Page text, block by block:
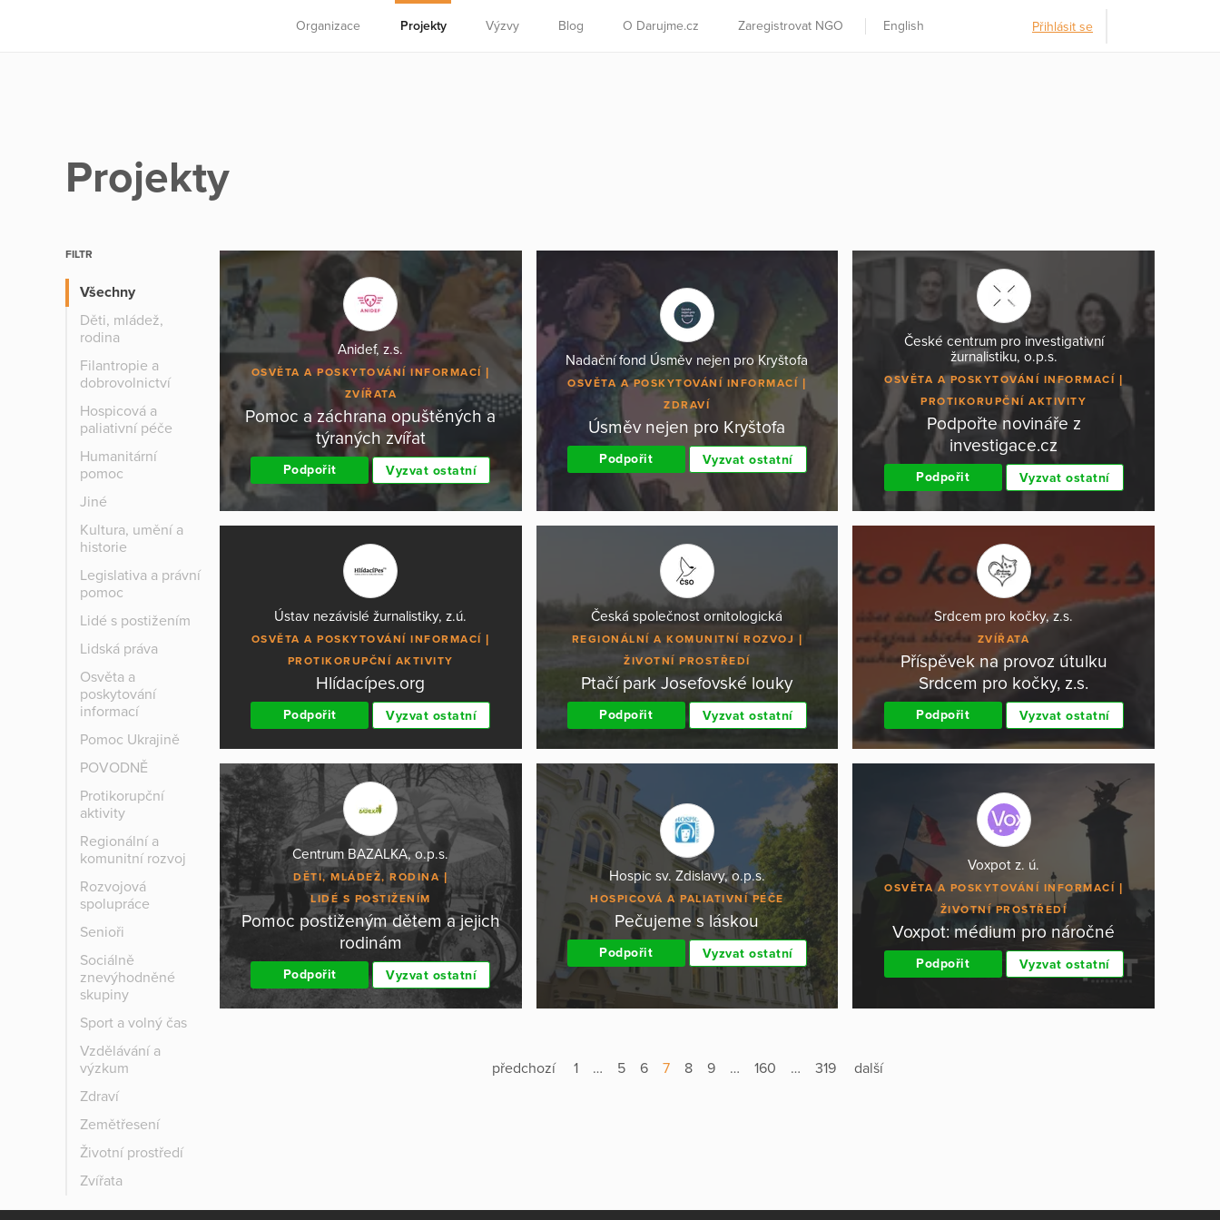
Organizace Projekty Výzvy Blog O Darujme.cz Zaregistrovat NGO English Přihlásit se
Projekty
FILTR
Všechny
Děti, mládež,
rodina
Filantropie a
dobrovolnictví
Hospicová a
paliativní péče
Humanitární
pomoc
Jiné
Kultura, umění a
historie
Legislativa a právní
pomoc
Lidé s postižením
Lidská práva
Osvěta a
poskytování
informací
Pomoc Ukrajině
POVODNĚ
Protikorupční
aktivity
Regionální a
komunitní rozvoj
Rozvojová
spolupráce
Senioři
Sociálně
znevýhodněné
skupiny
Sport a volný čas
Vzdělávání a
výzkum
Zdraví
Zemětřesení
Životní prostředí
Zvířata
Anidef, z.s.
OSVĚTA A POSKYTOVÁNÍ INFORMACÍ
ZVÍŘATA
Pomoc a záchrana opuštěných a
týraných zvířat
Podpořit Vyzvat ostatní
Nadační fond Úsměv nejen pro Kryštofa
OSVĚTA A POSKYTOVÁNÍ INFORMACÍ
ZDRAVÍ
Úsměv nejen pro Kryštofa
Podpořit Vyzvat ostatní
České centrum pro investigativní
žurnalistiku, o.p.s.
OSVĚTA A POSKYTOVÁNÍ INFORMACÍ
PROTIKORUPČNÍ AKTIVITY
Podpořte novináře z
investigace.cz
Podpořit Vyzvat ostatní
Ústav nezávislé žurnalistiky, z.ú.
OSVĚTA A POSKYTOVÁNÍ INFORMACÍ
PROTIKORUPČNÍ AKTIVITY
Hlídacípes.org
Podpořit Vyzvat ostatní
Česká společnost ornitologická
REGIONÁLNÍ A KOMUNITNÍ ROZVOJ
ŽIVOTNÍ PROSTŘEDÍ
Ptačí park Josefovské louky
Podpořit Vyzvat ostatní
Srdcem pro kočky, z.s.
ZVÍŘATA
Příspěvek na provoz útulku
Srdcem pro kočky, z.s.
Podpořit Vyzvat ostatní
Centrum BAZALKA, o.p.s.
DĚTI, MLÁDEŽ, RODINA
LIDÉ S POSTIŽENÍM
Pomoc postiženým dětem a jejich
rodinám
Podpořit Vyzvat ostatní
Hospic sv. Zdislavy, o.p.s.
HOSPICOVÁ A PALIATIVNÍ PÉČE
Pečujeme s láskou
Podpořit Vyzvat ostatní
Voxpot z. ú.
OSVĚTA A POSKYTOVÁNÍ INFORMACÍ
ŽIVOTNÍ PROSTŘEDÍ
Voxpot: médium pro náročné
Podpořit Vyzvat ostatní
předchozí 1 … 5 6 7 8 9 … 160 … 319 další